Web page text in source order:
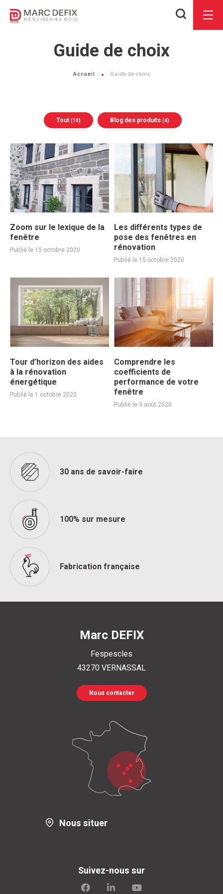
Menu
Guide de choix
Accueil Guide de choix
Tout (10) Blog des produits (4)
Zoom sur le lexique de la
fenêtre
Publié le 15 octobre 2020
Les différents types de
pose des fenêtres en
rénovation
Publié le 15 octobre 2020
Tour d’horizon des aides
à la rénovation
énergétique
Publié le 1 octobre 2020
Comprendre les
coefficients de
performance de votre
fenêtre
Publié le 3 août 2020
30 ans de savoir-faire
100% sur mesure
Fabrication française
Marc DEFIX
Fespescles
43270VERNASSAL
Nous contacter
Nous situer
Suivez-nous sur